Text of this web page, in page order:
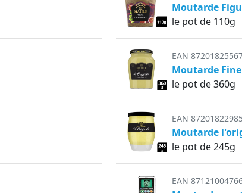
Moutarde
le pot de 110g
EAN
Moutarde
le pot de 360g
EAN
Moutarde
le pot de 245g
EAN